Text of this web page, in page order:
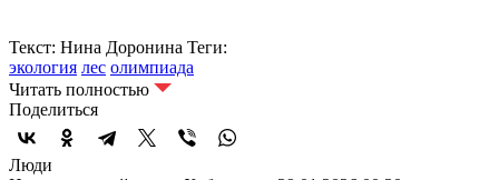
Текст: Нина Доронина Теги:
экология лес олимпиада
Читать полностью
Поделиться
Люди